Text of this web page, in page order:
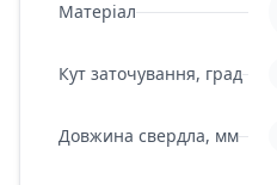
Матеріал
Кут заточування, град
Довжина свердла, мм